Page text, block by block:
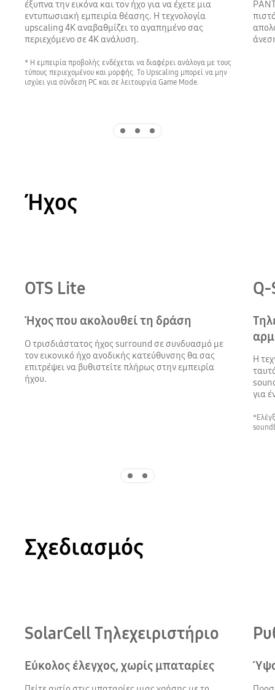
έξυπνα την εικόνα και τον ήχο για να έχετε μια
εντυπωσιακή εμπειρία θέασης. H τεχνολογία
upscaling 4K αναβαθμίζει το αγαπημένο σας
περιεχόμενο σε 4Κ ανάλυση.
* Η εμπειρία προβολής ενδέχεται να διαφέρει ανάλογα με τους
τύπους περιεχομένου και μορφής. Το Upscaling μπορεί να μην
ισχύει για σύνδεση PC και σε λειτουργία Game Mode.
Ήχος
OTS Lite
Ήχος που ακολουθεί τη δράση
Ο τρισδιάστατος ήχος surround σε συνδυασμό με
τον εικονικό ήχο ανοδικής κατεύθυνσης θα σας
επιτρέψει να βυθιστείτε πλήρως στην εμπειρία
ήχου.
Η
για
Σχεδιασμός
SolarCell Τηλεχειριστήριο
Εύκολος έλεγχος, χωρίς μπαταρίες